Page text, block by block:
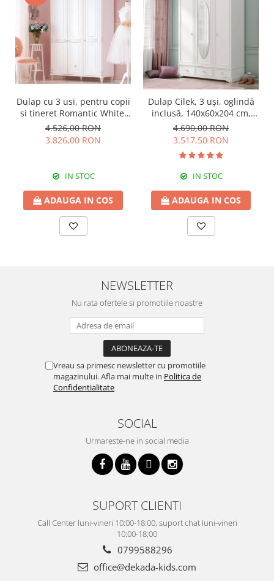
Dulap cu 3 usi, pentru copii
si tineret Romantic White,
140x58x203 cm
4.526,00 RON
3.826,00 RON
IN STOC
ADAUGA IN COS
Dulap Cilek, 3 uși, oglindă
inclusă, 140x60x204 cm,
PAL alb, colecția Rustic
White
4.690,00 RON
3.517,50 RON
IN STOC
ADAUGA IN COS
NEWSLETTER
Nu rata ofertele si promotiile noastre
Vreau sa primesc newsletter cu promotiile
magazinului. Afla mai multe in Politica de
Confidentialitate
SOCIAL
Urmareste-ne in social media
SUPORT CLIENTI
Call Center luni-vineri 10:00-18:00, suport chat luni-vineri
10:00-18:00
0799588296
office@dekada-kids.com